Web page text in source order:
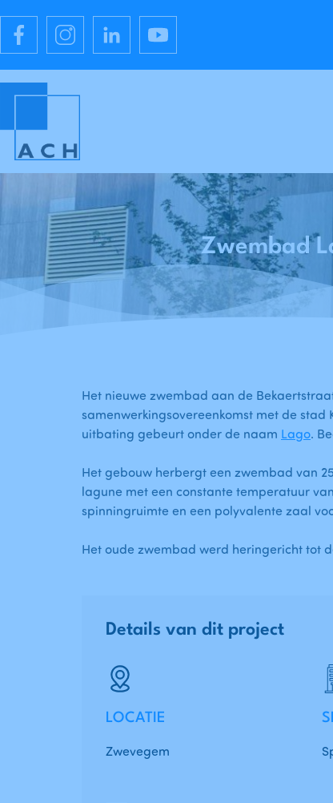
Zwembad
Het nieuwe zwembad aan de
samenwerkingsovereenkomst met de
uitbating gebeurt onder de naam Lago.
Het gebouw herbergt een zwembad van
lagune met een constante temperatuur
spinningruimte en een polyvalente zaal
Het oude zwembad werd heringericht tot
LOCATIE
Zwevegem
Details van dit project